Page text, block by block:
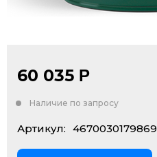
60 035 Р
Наличие по запросу
Артикул: 4670030179869